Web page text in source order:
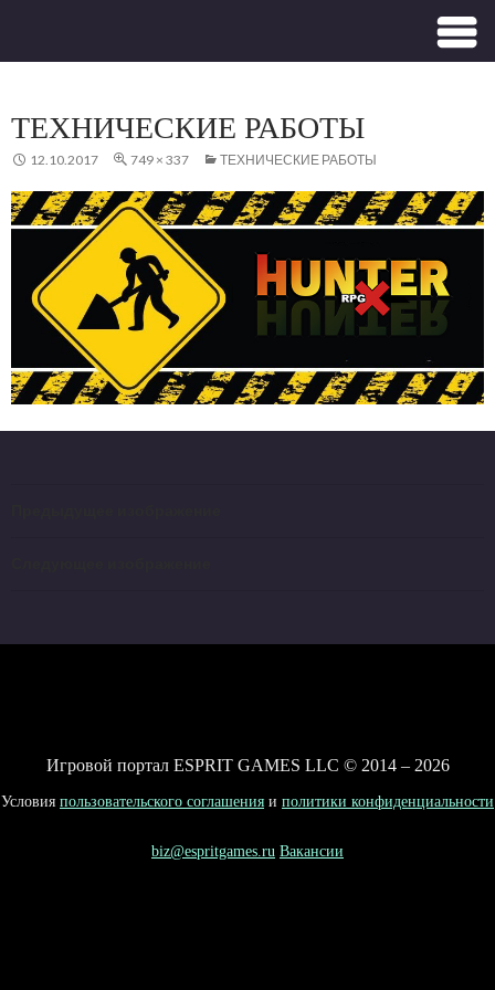
ТЕХНИЧЕСКИЕ РАБОТЫ
12.10.2017 749 × 337 ТЕХНИЧЕСКИЕ РАБОТЫ
Игровой портал ESPRIT GAMES LLC © 2014 – 2026
Условия пользовательского соглашения и политики конфиденциальности
biz@espritgames.ru Вакансии